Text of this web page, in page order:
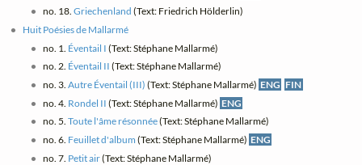
no. 18. Griechenland (Text: Friedrich Hölderlin)
Huit Poésies de Mallarmé
no. 1. Éventail I (Text: Stéphane Mallarmé)
no. 2. Éventail II (Text: Stéphane Mallarmé)
no. 3. Autre Éventail (III) (Text: Stéphane Mallarmé) ENG FIN
no. 4. Rondel II (Text: Stéphane Mallarmé) ENG
no. 5. Toute l'âme résonnée(Text: Stéphane Mallarmé)
no. 6. Feuillet d'album (Text: Stéphane Mallarmé) ENG
no. 7. Petit air(Text: Stéphane Mallarmé)